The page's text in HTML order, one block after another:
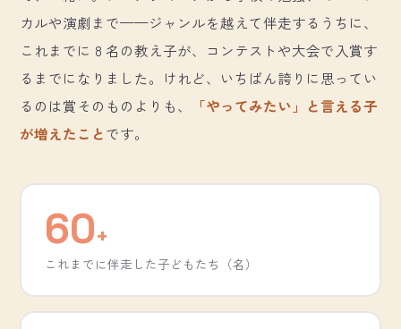
カルや演劇まで——ジャンルを越えて伴走するうちに、
これまでに 8 名の教え子が、コンテストや大会で入賞す
るまでになりました。けれど、いちばん誇りに思ってい
るのは賞そのものよりも、
「やってみたい」と言える子
が増えたことです。
60+
これまでに伴走した子どもたち（名）